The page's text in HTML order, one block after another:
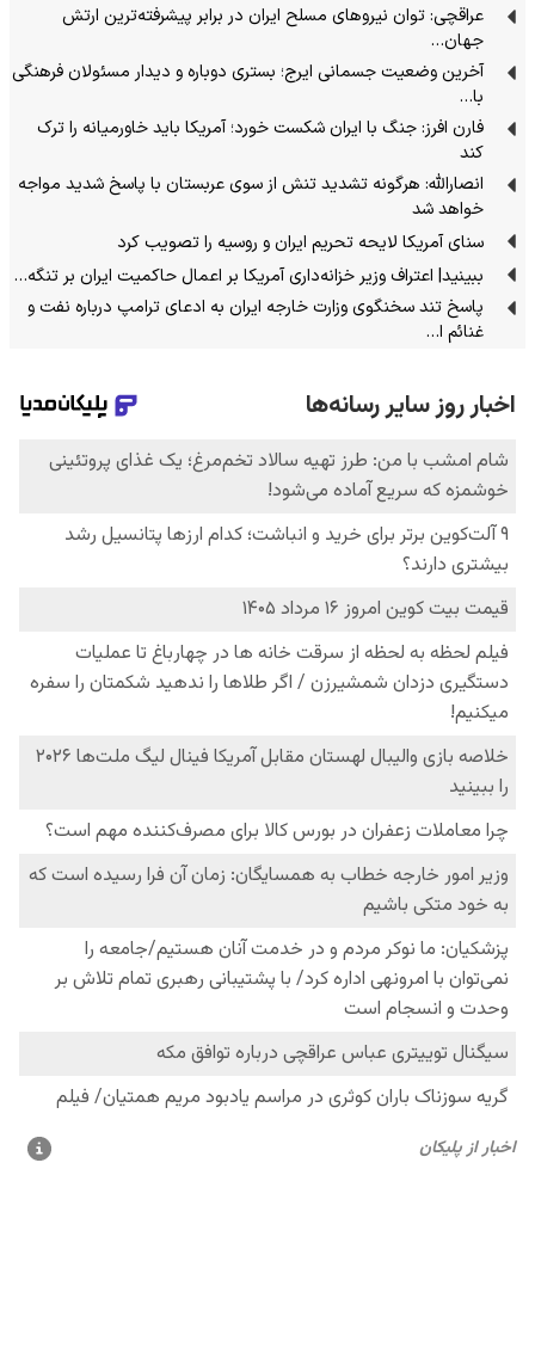
عراقچی: توان نیروهای مسلح ایران در برابر پیشرفته‌ترین ارتش
جهان…
آخرین وضعیت جسمانی ایرج؛ بستری دوباره و دیدار مسئولان فرهنگی
با…
فارن افرز: جنگ با ایران شکست خورد؛ آمریکا باید خاورمیانه را ترک
کند
انصارالله: هرگونه تشدید تنش از سوی عربستان با پاسخ شدید مواجه
خواهد شد
سنای آمریکا لایحه تحریم ایران و روسیه را تصویب کرد
ببینید| اعتراف وزیر خزانه‌داری آمریکا بر اعمال حاکمیت ایران بر تنگه…
پاسخ تند سخنگوی وزارت خارجه ایران به ادعای ترامپ درباره نفت و
غنائم ا…